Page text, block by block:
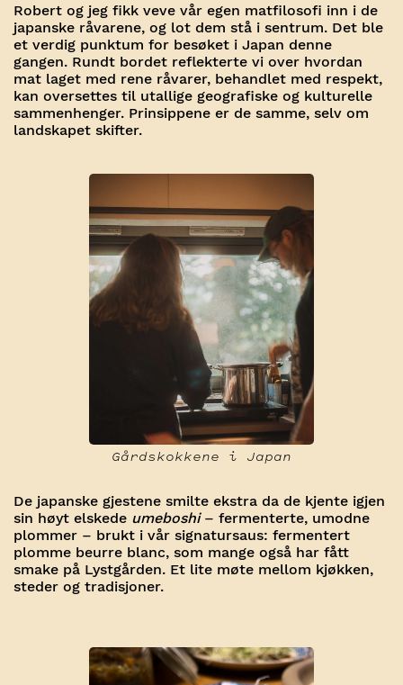
Robert og jeg fikk veve vår egen matfilosofi inn i de
japanske råvarene, og lot dem stå i sentrum. Det ble
et verdig punktum for besøket i Japan denne
gangen. Rundt bordet reflekterte vi over hvordan
mat laget med rene råvarer, behandlet med respekt,
kan oversettes til utallige geografiske og kulturelle
sammenhenger. Prinsippene er de samme, selv om
landskapet skifter.
Gårdskokkene i Japan
De japanske gjestene smilte ekstra da de kjente igjen
sin høyt elskede umeboshi– fermenterte, umodne
plommer – brukt i vår signatursaus: fermentert
plomme beurre blanc, som mange også har fått
smake på Lystgården. Et lite møte mellom kjøkken,
steder og tradisjoner.